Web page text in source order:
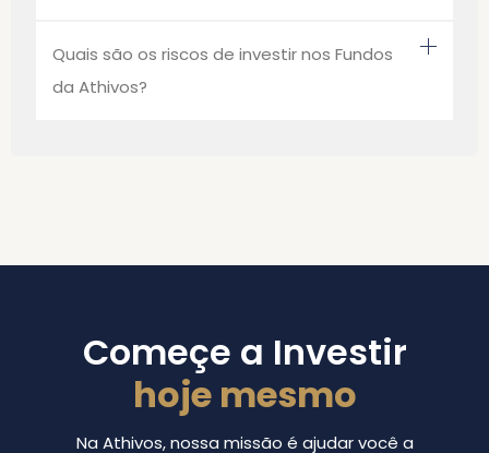
Quais são os riscos de investir nos Fundos
da Athivos?
Começe a Investir
hoje mesmo
Na Athivos, nossa missão é ajudar você a